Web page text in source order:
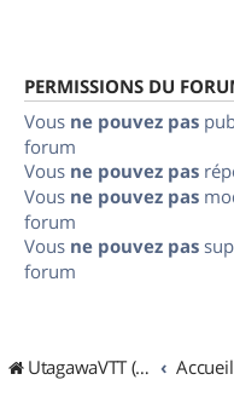
PERMISSIONS DU
Vous ne pouvez pas
forum
Vous ne pouvez pas
Vous ne pouvez pas
forum
Vous ne pouvez pas
forum
UtagawaVTT (Randos VTT et VTTAE avec traces GPS)